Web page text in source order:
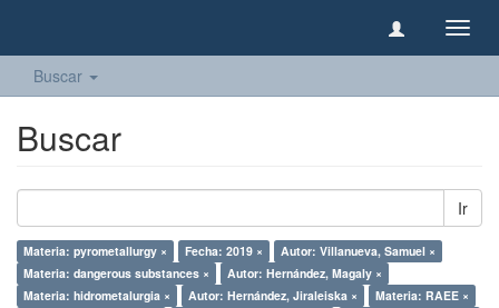
Buscar
Buscar
Ir
Materia: pyrometallurgy × Fecha: 2019 ×
Autor: Villanueva, Samuel ×
Materia: dangerous substances ×
Autor: Hernández, Magaly ×
Materia: hidrometalurgia ×
Autor: Hernández, Jiraleiska ×
Materia: RAEE ×